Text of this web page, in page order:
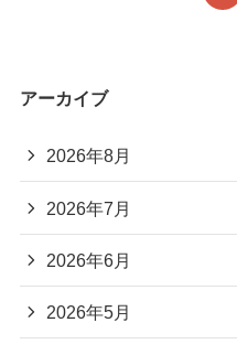
アーカイブ
2026年8月
2026年7月
2026年6月
2026年5月